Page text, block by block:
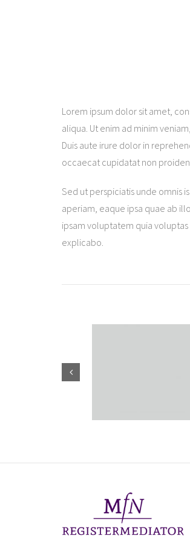
Lorem ipsum dolor sit amet,
aliqua. Ut enim ad minim
Duis aute irure dolor in
occaecat cupidatat non
Sed ut perspiciatis unde omnis
aperiam, eaque ipsa quae ab
ipsam voluptatem quia
explicabo.